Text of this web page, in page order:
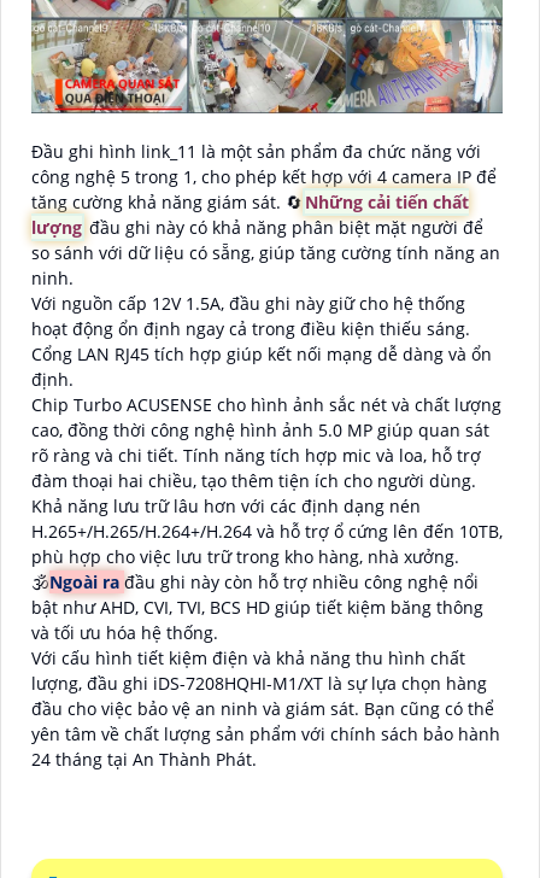
Đầu ghi hình link_11 là một sản phẩm đa chức năng với
công nghệ 5 trong 1, cho phép kết hợp với 4 camera IP để
tăng cường khả năng giám sát. 🔄 Những cải tiến chất
lượng đầu ghi này có khả năng phân biệt mặt người để
so sánh với dữ liệu có sẵng, giúp tăng cường tính năng an
ninh.
Với nguồn cấp 12V 1.5A, đầu ghi này giữ cho hệ thống
hoạt động ổn định ngay cả trong điều kiện thiếu sáng.
Cổng LAN RJ45 tích hợp giúp kết nối mạng dễ dàng và ổn
định.
Chip Turbo ACUSENSE cho hình ảnh sắc nét và chất lượng
cao, đồng thời công nghệ hình ảnh 5.0 MP giúp quan sát
rõ ràng và chi tiết. Tính năng tích hợp mic và loa, hỗ trợ
đàm thoại hai chiều, tạo thêm tiện ích cho người dùng.
Khả năng lưu trữ lâu hơn với các định dạng nén
H.265+/H.265/H.264+/H.264 và hỗ trợ ổ cứng lên đến 10TB,
phù hợp cho việc lưu trữ trong kho hàng, nhà xưởng.
🕉️Ngoài ra đầu ghi này còn hỗ trợ nhiều công nghệ nổi
bật như AHD, CVI, TVI, BCS HD giúp tiết kiệm băng thông
và tối ưu hóa hệ thống.
Với cấu hình tiết kiệm điện và khả năng thu hình chất
lượng, đầu ghi iDS-7208HQHI-M1/XT là sự lựa chọn hàng
đầu cho việc bảo vệ an ninh và giám sát. Bạn cũng có thể
yên tâm về chất lượng sản phẩm với chính sách bảo hành
24 tháng tại An Thành Phát.